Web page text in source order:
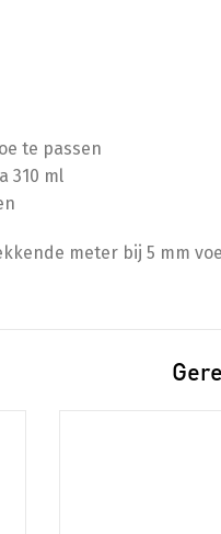
te passen
310 ml
meter bij 5 mm